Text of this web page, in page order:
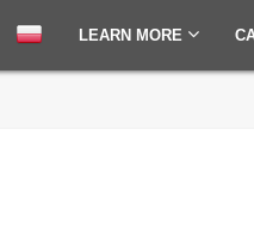
LEARN MORE